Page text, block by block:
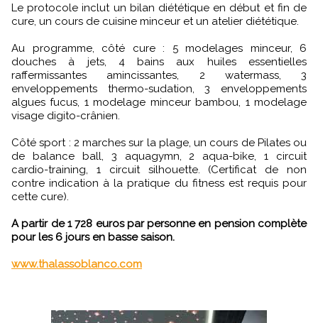
Le protocole inclut un bilan diététique en début et fin de
cure, un cours de cuisine minceur et un atelier diététique.
Au programme, côté cure : 5 modelages minceur, 6
douches à jets, 4 bains aux huiles essentielles
raffermissantes amincissantes, 2 watermass, 3
enveloppements thermo-sudation, 3 enveloppements
algues fucus, 1 modelage minceur bambou, 1 modelage
visage digito-crânien.
Côté sport : 2 marches sur la plage, un cours de Pilates ou
de balance ball, 3 aquagymn, 2 aqua-bike, 1 circuit
cardio-training, 1 circuit silhouette. (Certificat de non
contre indication à la pratique du fitness est requis pour
cette cure).
A partir de 1 728 euros par personne en pension complète
pour les 6 jours en basse saison.
www.thalassoblanco.com